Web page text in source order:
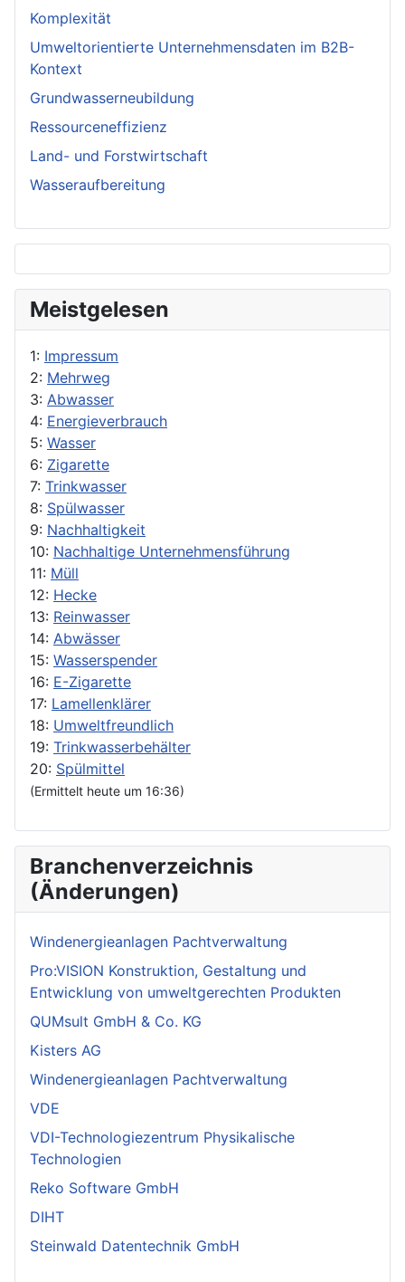
Komplexität
Umweltorientierte Unternehmensdaten im B2B-
Kontext
Grundwasserneubildung
Ressourceneffizienz
Land- und Forstwirtschaft
Wasseraufbereitung
Meistgelesen
1: Impressum
2: Mehrweg
3: Abwasser
4: Energieverbrauch
5: Wasser
6: Zigarette
7: Trinkwasser
8: Spülwasser
9: Nachhaltigkeit
10: Nachhaltige Unternehmensführung
11: Müll
12: Hecke
13: Reinwasser
14: Abwässer
15: Wasserspender
16: E-Zigarette
17: Lamellenklärer
18: Umweltfreundlich
19: Trinkwasserbehälter
20: Spülmittel
(Ermittelt heute um 16:36)
Branchenverzeichnis
(Änderungen)
Windenergieanlagen Pachtverwaltung
Pro:VISION Konstruktion, Gestaltung und
Entwicklung von umweltgerechten Produkten
QUMsult GmbH & Co. KG
Kisters AG
Windenergieanlagen Pachtverwaltung
VDE
VDI-Technologiezentrum Physikalische
Technologien
Reko Software GmbH
DIHT
Steinwald Datentechnik GmbH